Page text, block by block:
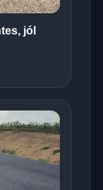
jól